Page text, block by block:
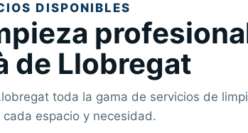
DISPONIBLES
de Llobregat
toda la gama de servicios de
espacio y necesidad.